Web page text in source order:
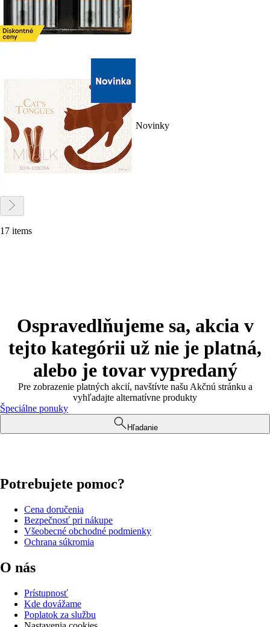
Novinky
17 items
Ospravedlňujeme sa, akcia v
tejto kategórii už nie je platná,
alebo je tovar vypredaný
Pre zobrazenie platných akcií, navštívte našu Akčnú stránku a
vyhľadajte alternatívne produkty
Špeciálne ponuky
Hľadanie
Potrebujete pomoc?
Cena doručenia
Bezpečnosť pri nákupe
Všeobecné obchodné podmienky
Ochrana súkromia
O nás
Prístupnosť
Kde dovážame
Poplatok za službu